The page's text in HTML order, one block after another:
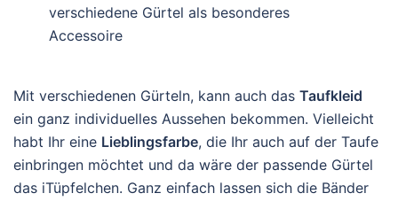
verschiedene Gürtel als besonderes
Accessoire
Mit verschiedenen Gürteln, kann auch das Taufkleid
ein ganz individuelles Aussehen bekommen. Vielleicht
habt Ihr eine Lieblingsfarbe, die Ihr auch auf der Taufe
einbringen möchtet und da wäre der passende Gürtel
das iTüpfelchen. Ganz einfach lassen sich die Bänder